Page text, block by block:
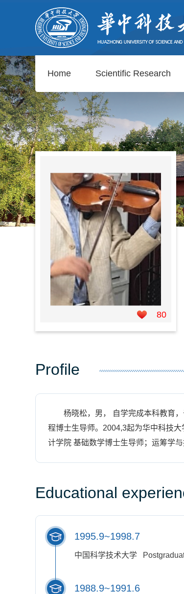
Home Scientific Research
80
Profile
杨晓松，男， 自学完成本科教育
程博士生导师。2004,3起为华中科技
计学院 基础数学博士生导师；运筹学
Educational
1995.9~1998.7
中国科学技术大学
1988.9~1991.6